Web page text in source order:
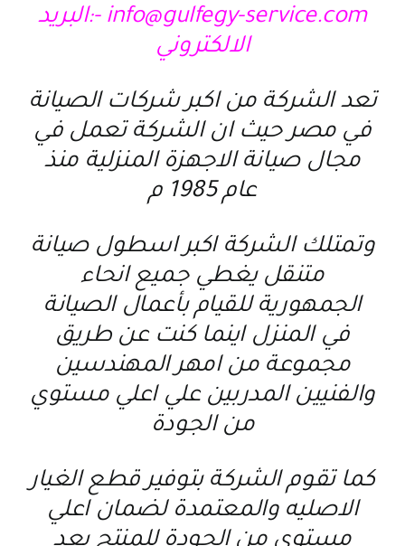
info@gulfegy-service.com -:البريد
الالكتروني
تعد الشركة من اكبر شركات الصيانة
في مصر حيث ان الشركة تعمل في
مجال صيانة الاجهزة المنزلية منذ
عام 1985 م
وتمتلك الشركة اكبر اسطول صيانة
متنقل يغطي جميع انحاء
الجمهورية للقيام بأعمال الصيانة
في المنزل اينما كنت عن طريق
مجموعة من امهر المهندسين
والفنيين المدربين علي اعلي مستوي
من الجودة
كما تقوم الشركة بتوفير قطع الغيار
الاصليه والمعتمدة لضمان اعلي